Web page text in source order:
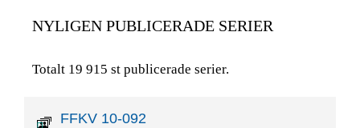
NYLIGEN PUBLICERADE SERIER
Totalt 19 915 st publicerade serier.
FFKV 10-092